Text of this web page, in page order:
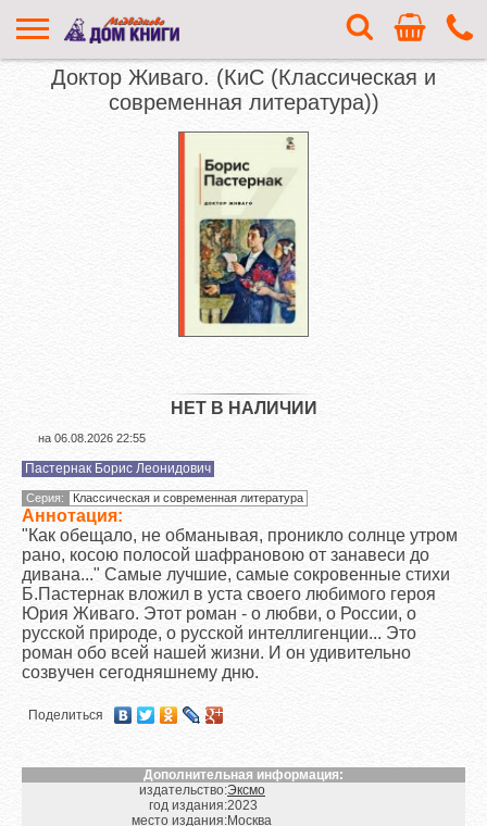
Доктор Живаго. (КиС (Классическая и
современная литература))
Пастернак Борис Леонидович
Серия: Классическая и современная литература
Аннотация:
"Как обещало, не обманывая, проникло солнце утром
рано, косою полосой шафрановою от занавеси до
дивана..." Самые лучшие, самые сокровенные стихи
Б.Пастернак вложил в уста своего любимого героя
Юрия Живаго. Этот роман - о любви, о России, о
русской природе, о русской интеллигенции... Это
роман обо всей нашей жизни. И он удивительно
созвучен сегодняшнему дню.
Поделиться
Дополнительная информация:
издательство:Эксмо
год издания:2023
место издания:Москва
НЕТ В НАЛИЧИИ
на 06.08.2026 22:55